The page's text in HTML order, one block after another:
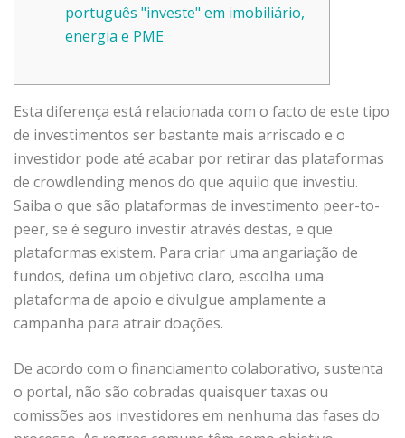
português "investe" em imobiliário,
energia e PME
Esta diferença está relacionada com o facto de este tipo
de investimentos ser bastante mais arriscado e o
investidor pode até acabar por retirar das plataformas
de crowdlending menos do que aquilo que investiu.
Saiba o que são plataformas de investimento peer-to-
peer, se é seguro investir através destas, e que
plataformas existem. Para criar uma angariação de
fundos, defina um objetivo claro, escolha uma
plataforma de apoio e divulgue amplamente a
campanha para atrair doações.
De acordo com o financiamento colaborativo, sustenta
o portal, não são cobradas quaisquer taxas ou
comissões aos investidores em nenhuma das fases do